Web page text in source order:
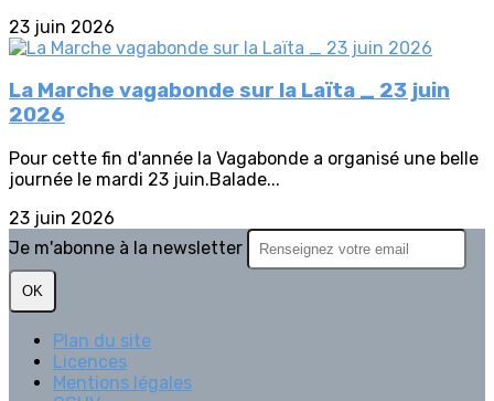
23 juin 2026
La Marche vagabonde sur la Laïta _ 23 juin
2026
Pour cette fin d'année la Vagabonde a organisé une belle
journée le mardi 23 juin.Balade...
23 juin 2026
Je m'abonne à la newsletter
OK
Plan du site
Licences
Mentions légales